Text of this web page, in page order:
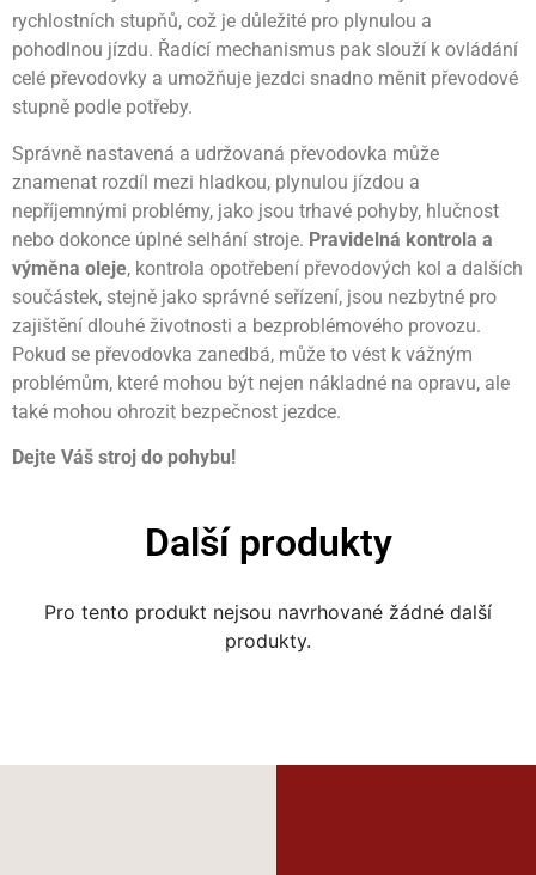
rychlostních stupňů, což je důležité pro plynulou a
pohodlnou jízdu. Řadící mechanismus pak slouží k ovládání
celé převodovky a umožňuje jezdci snadno měnit převodové
stupně podle potřeby.
Správně nastavená a udržovaná převodovka může
znamenat rozdíl mezi hladkou, plynulou jízdou a
nepříjemnými problémy, jako jsou trhavé pohyby, hlučnost
nebo dokonce úplné selhání stroje. Pravidelná kontrola a
výměna oleje, kontrola opotřebení převodových kol a dalších
součástek, stejně jako správné seřízení, jsou nezbytné pro
zajištění dlouhé životnosti a bezproblémového provozu.
Pokud se převodovka zanedbá, může to vést k vážným
problémům, které mohou být nejen nákladné na opravu, ale
také mohou ohrozit bezpečnost jezdce.
Dejte Váš stroj do pohybu!
Další produkty
Pro tento produkt nejsou navrhované žádné další
produkty.